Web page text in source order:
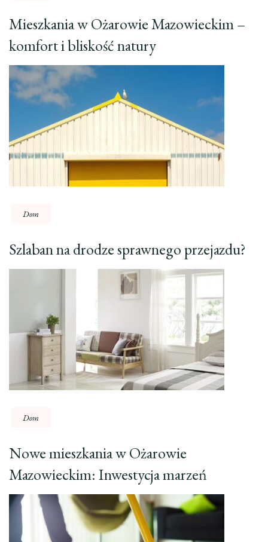
Mieszkania w Ożarowie Mazowieckim –
komfort i bliskość natury
Dom
Szlaban na drodze sprawnego przejazdu?
Dom
Nowe mieszkania w Ożarowie
Mazowieckim: Inwestycja marzeń